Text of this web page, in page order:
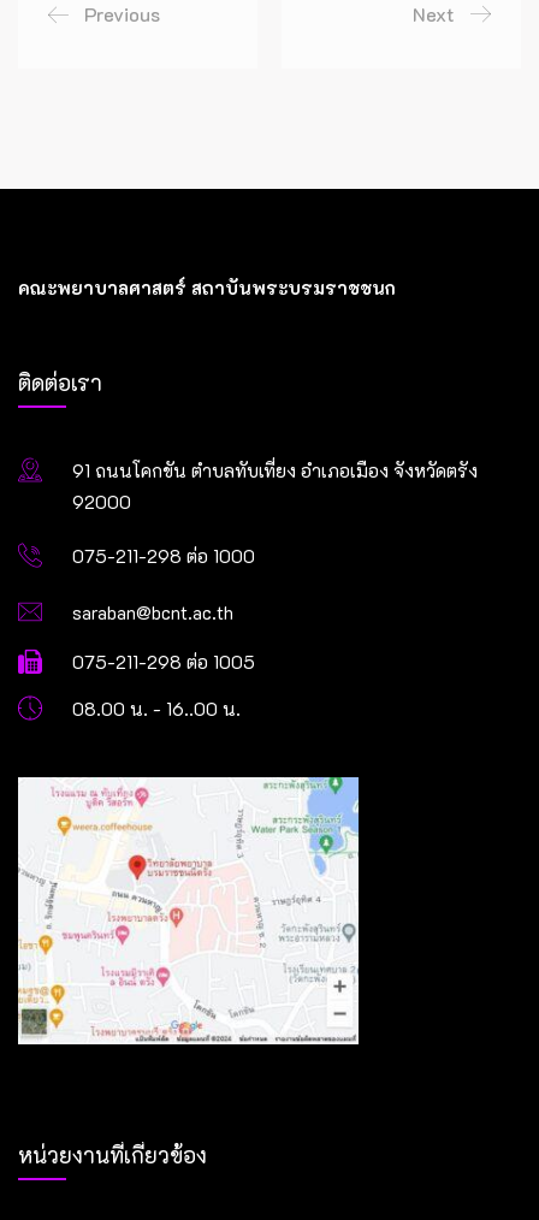
Previous Next
คณะพยาบาลศาสตร์ สถาบันพระบรมราชชนก
ติดต่อเรา
91 ถนนโคกขัน ตำบลทับเที่ยง อำเภอเมือง จังหวัดตรัง
92000
075-211-298 ต่อ 1000
saraban@bcnt.ac.th
075-211-298 ต่อ 1005
08.00 น. - 16..00 น.
หน่วยงานที่เกี่ยวข้อง